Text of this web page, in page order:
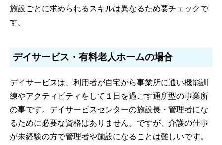
施設ごとに求められるスキルは異なるため要チェックで
す。
デイサービス・有料老人ホームの場合
デイサービスは、利用者が自宅から事業所に通い機能訓
練やアクティビティをして１日を過ごす通所型の事業所
の事です。デイサービスセンターの施設長・管理者にな
るために必要な資格はありません。ですが、介護の仕事
が未経験の方で管理者や施設になることは難しいです。